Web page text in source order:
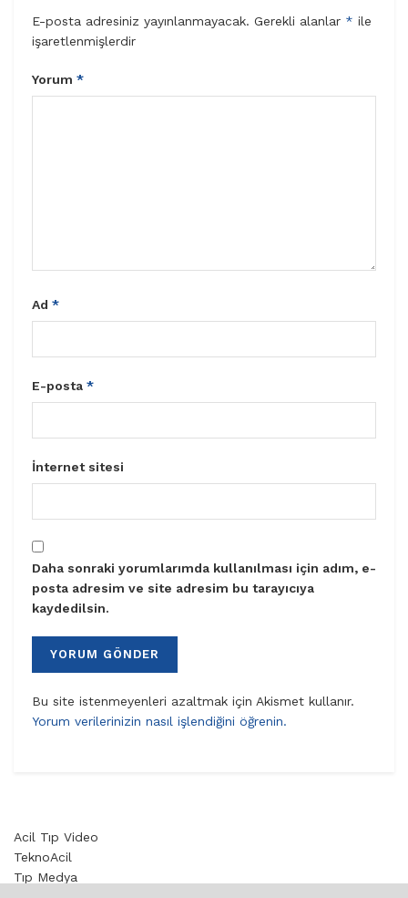
E-posta adresiniz yayınlanmayacak. Gerekli alanlar * ile
işaretlenmişlerdir
Yorum *
Ad *
E-posta *
İnternet sitesi
Daha sonraki yorumlarımda kullanılması için adım, e-
posta adresim ve site adresim bu tarayıcıya
kaydedilsin.
Bu site istenmeyenleri azaltmak için Akismet kullanır.
Yorum verilerinizin nasıl işlendiğini öğrenin.
Acil Tıp Video
TeknoAcil
Tıp Medya